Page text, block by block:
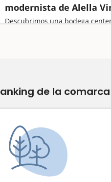
modernista de Alella
de la comarca